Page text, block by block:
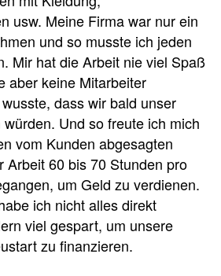
usw. Meine Firma war nur ein
und so musste ich jeden
Mir hat die Arbeit nie viel Spaß
aber keine Mitarbeiter
dass wir bald unser
Und so freute ich mich
vom Kunden abgesagten
Arbeit 60 bis 70 Stunden pro
um Geld zu verdienen.
ich nicht alles direkt
viel gespart, um unsere
zu finanzieren.